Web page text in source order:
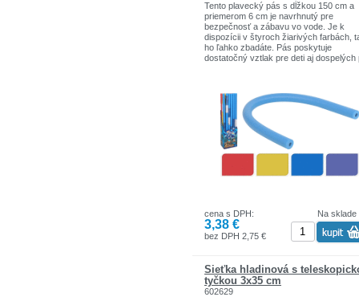
Tento plavecký pás s dĺžkou 150 cm a
priemerom 6 cm je navrhnutý pre
bezpečnosť a zábavu vo vode. Je k
dispozícii v štyroch žiarivých farbách,
ho ľahko zbadáte. Pás poskytuje
dostatočný vztlak pre deti aj dospelých
užívať čas strávený vo vode.
Na sklade
cena s DPH:
3,38 €
bez DPH 2,75 €
Sieťka hladinová s
tyčkou 3x35 cm
602629